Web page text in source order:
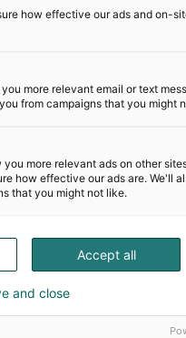
how effective our ads and on-
more relevant email or text
from campaigns that you might
more relevant ads on other
how effective our ads are. We'll
that you might not like.
Accept all
and close